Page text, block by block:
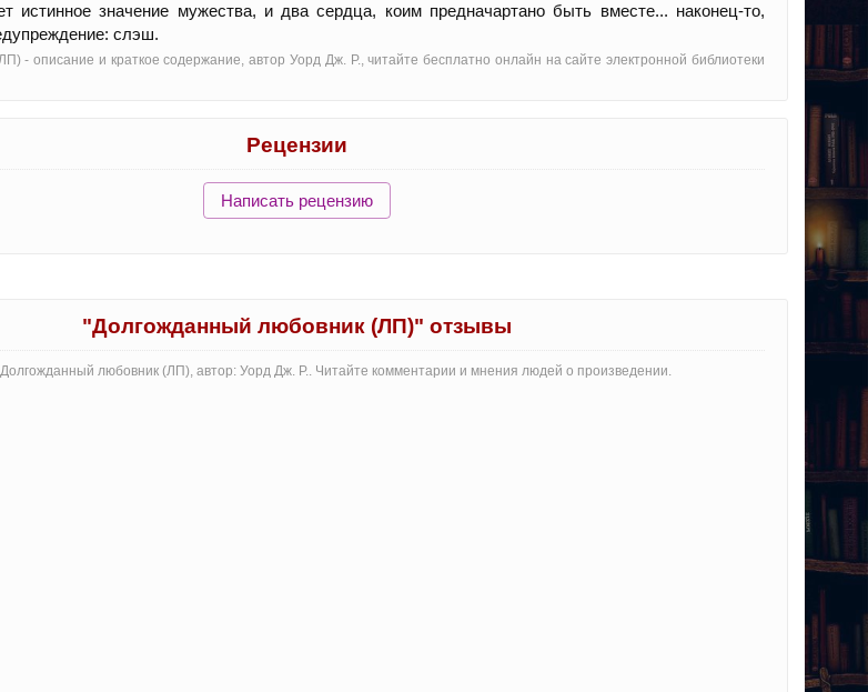
истинное значение мужества, и два сердца, коим предначартано быть вместе... наконец-то,
слэш.
- oписание и краткое содержание, автор Уорд Дж. Р., читайте бесплатно онлайн на сайте электронной библиотеки
Рецензии
Написать рецензию
"Долгожданный любовник (ЛП)" отзывы
любовник (ЛП), автор: Уорд Дж. Р.. Читайте комментарии и мнения людей о произведении.